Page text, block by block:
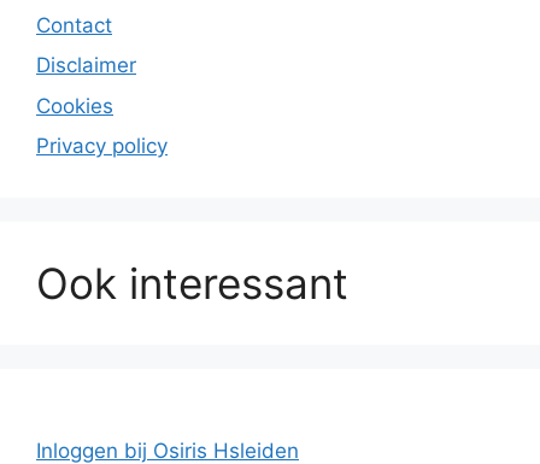
Contact
Disclaimer
Cookies
Privacy policy
Ook interessant
Inloggen bij Osiris Hsleiden